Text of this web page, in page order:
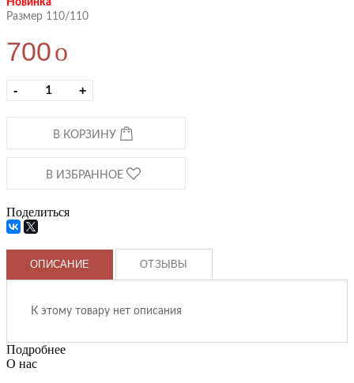
Новинка
Размер 110/110
700o
- +
В КОРЗИНУ
В ИЗБРАННОЕ
Поделиться
ОПИСАНИЕ ОТЗЫВЫ
К этому товару нет описания
Подробнее
О нас